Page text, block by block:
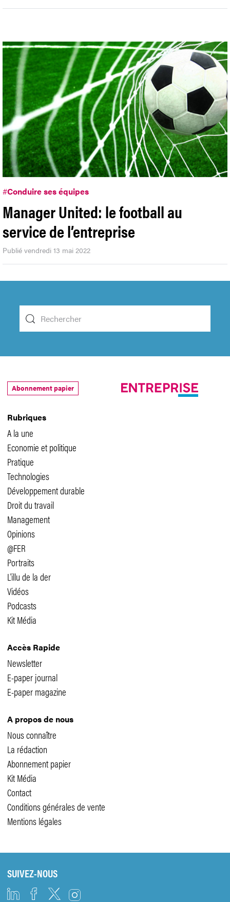
#Conduire ses équipes
Manager United: le football au
service de l’entreprise
Publié vendredi 13 mai 2022
Rubriques
A la une
Economie et politique
Pratique
Technologies
Développement durable
Droit du travail
Management
Opinions
@FER
Portraits
L'illu de la der
Vidéos
Podcasts
Kit Média
Accès Rapide
Newsletter
E-paper journal
E-paper magazine
A propos de nous
Nous connaître
La rédaction
Abonnement papier
Kit Média
Contact
Conditions générales de vente
Mentions légales
Abonnement papier
SUIVEZ-NOUS